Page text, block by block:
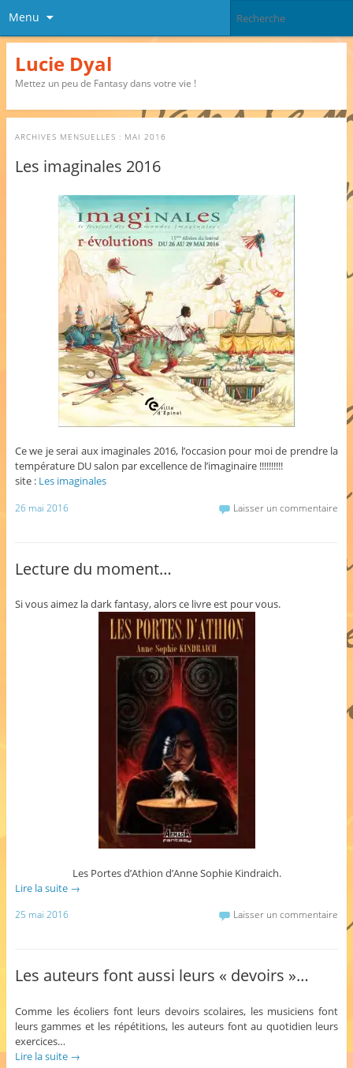
Menu
Lucie Dyal
Mettez un peu de Fantasy dans votre vie !
ARCHIVES MENSUELLES : MAI 2016
Les imaginales 2016
Ce we je serai aux imaginales 2016, l’occasion pour moi de prendre la
température DU salon par excellence de l’imaginaire !!!!!!!!!!
site : Les imaginales
26 mai 2016 Laisser un commentaire
Lecture du moment…
Si vous aimez la dark fantasy, alors ce livre est pour vous.
Les Portes d’Athion d’Anne Sophie Kindraich.
Lire la suite →
25 mai 2016 Laisser un commentaire
Les auteurs font aussi leurs « devoirs »…
Comme les écoliers font leurs devoirs scolaires, les musiciens font
leurs gammes et les répétitions, les auteurs font au quotidien leurs
exercices…
Lire la suite →